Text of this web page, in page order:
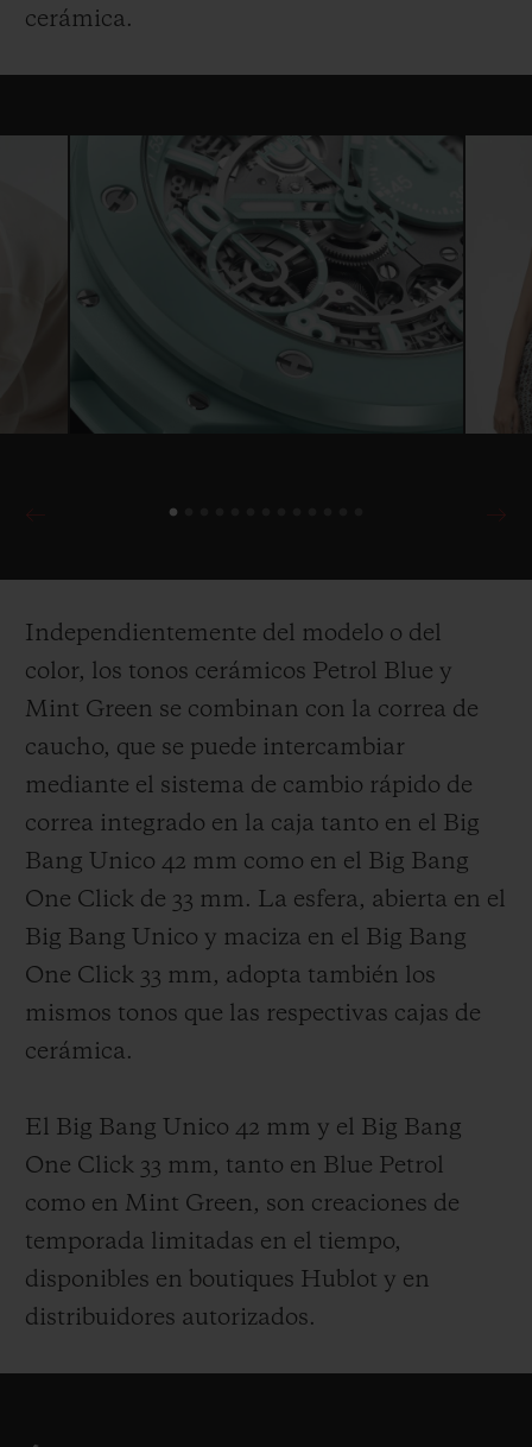
cerámica.
Independientemente del modelo o del
color, los tonos cerámicos Petrol Blue y
Mint Green se combinan con la correa de
caucho, que se puede intercambiar
mediante el sistema de cambio rápido de
correa integrado en la caja tanto en el Big
Bang Unico 42 mm como en el Big Bang
One Click de 33 mm. La esfera, abierta en el
Big Bang Unico y maciza en el Big Bang
One Click 33 mm, adopta también los
mismos tonos que las respectivas cajas de
cerámica.
El Big Bang Unico 42 mm y el Big Bang
One Click 33 mm, tanto en Blue Petrol
como en Mint Green, son creaciones de
temporada limitadas en el tiempo,
disponibles en boutiques Hublot y en
distribuidores autorizados.